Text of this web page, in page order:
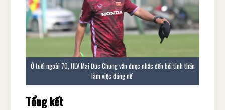
Ở tuổi ngoài 70, HLV Mai Đức Chung vẫn được nhắc đến bởi tinh thần
làm việc đáng nể
Tổng kết